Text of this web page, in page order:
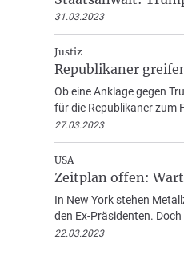
31.03.2023
Justiz
Republikaner
Ob eine Anklage gegen
für die Republikaner zum
27.03.2023
USA
Zeitplan offen:
In New York stehen
den Ex-Präsidenten.
22.03.2023